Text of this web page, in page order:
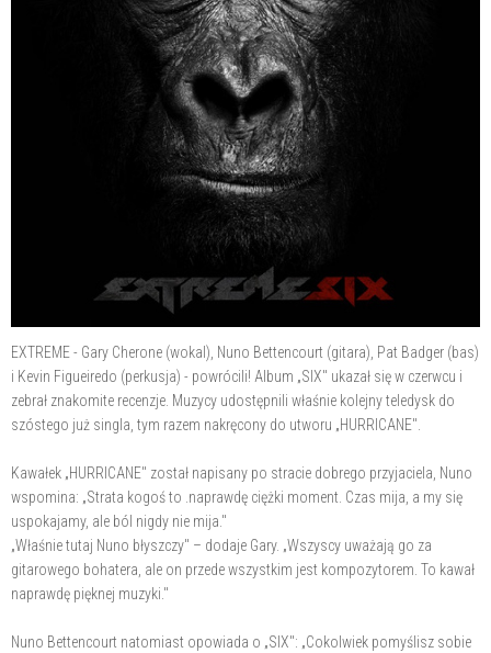
EXTREME - Gary Cherone (wokal), Nuno Bettencourt (gitara), Pat Badger (bas)
i Kevin Figueiredo (perkusja) - powrócili! Album „SIX" ukazał się w czerwcu i
zebrał znakomite recenzje. Muzycy udostępnili właśnie kolejny teledysk do
szóstego już singla, tym razem nakręcony do utworu „HURRICANE".
Kawałek „HURRICANE" został napisany po stracie dobrego przyjaciela, Nuno
wspomina: „Strata kogoś to .naprawdę ciężki moment. Czas mija, a my się
uspokajamy, ale ból nigdy nie mija."
„Właśnie tutaj Nuno błyszczy" – dodaje Gary. „Wszyscy uważają go za
gitarowego bohatera, ale on przede wszystkim jest kompozytorem. To kawał
naprawdę pięknej muzyki."
Nuno Bettencourt natomiast opowiada o „SIX": „Cokolwiek pomyślisz sobie